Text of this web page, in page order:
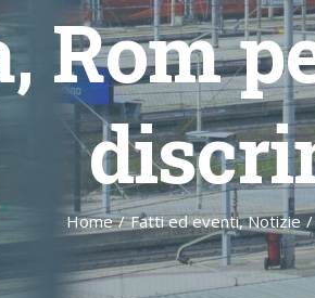
Rom
Home / Fatti ed eventi,Notizie /